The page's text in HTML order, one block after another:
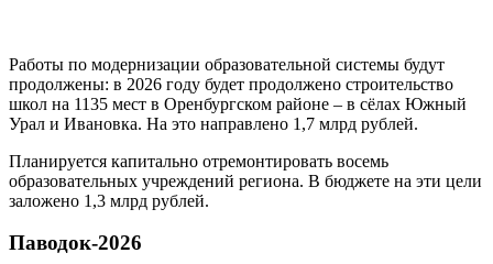
Работы по модернизации образовательной системы будут
продолжены: в 2026 году будет продолжено строительство
школ на 1135 мест в Оренбургском районе – в сёлах Южный
Урал и Ивановка. На это направлено 1,7 млрд рублей.
Планируется капитально отремонтировать восемь
образовательных учреждений региона. В бюджете на эти цели
заложено 1,3 млрд рублей.
Паводок-2026